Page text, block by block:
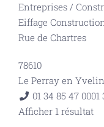
Entreprises /
Eiffage
Rue de Chartres
78610
Le Perray en
01 34 85 47 0001
Afficher 1 résultat